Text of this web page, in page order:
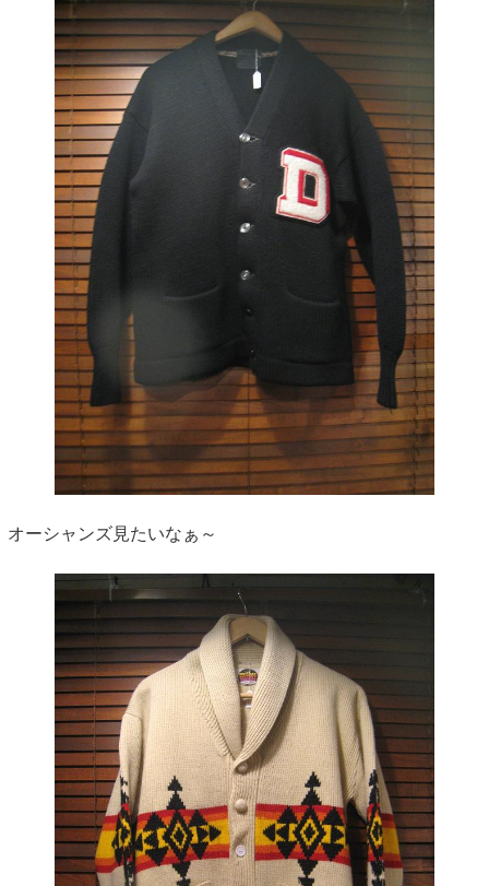
オーシャンズ見たいなぁ～